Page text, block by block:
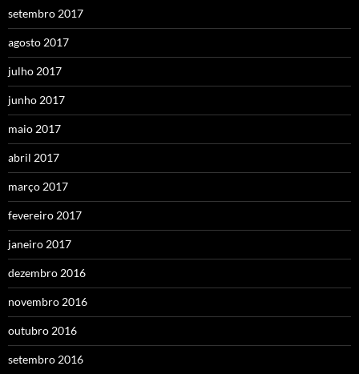
setembro 2017
agosto 2017
julho 2017
junho 2017
maio 2017
abril 2017
março 2017
fevereiro 2017
janeiro 2017
dezembro 2016
novembro 2016
outubro 2016
setembro 2016